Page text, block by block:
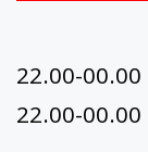
22.00-00.00
22.00-00.00